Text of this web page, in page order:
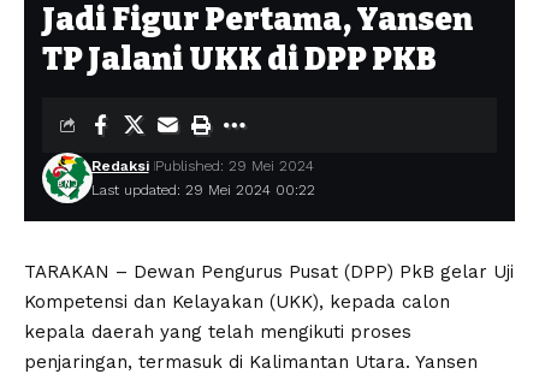
Jadi Figur Pertama, Yansen
TP Jalani UKK di DPP PKB
Last updated: 29 Mei 2024 00:22
Redaksi Published: 29 Mei 2024
TARAKAN – Dewan Pengurus Pusat (DPP) PkB gelar Uji
Kompetensi dan Kelayakan (UKK), kepada calon
kepala daerah yang telah mengikuti proses
penjaringan, termasuk di Kalimantan Utara. Yansen